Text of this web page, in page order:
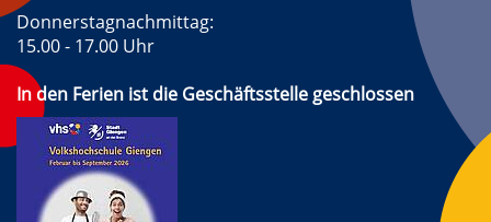
Donnerstagnachmittag:
15.00 - 17.00 Uhr
In den Ferien ist die Geschäftsstelle geschlossen